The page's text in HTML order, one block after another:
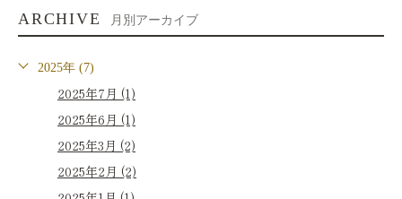
ARCHIVE 月別アーカイブ
2025年 (7)
2025年7月 (1)
2025年6月 (1)
2025年3月 (2)
2025年2月 (2)